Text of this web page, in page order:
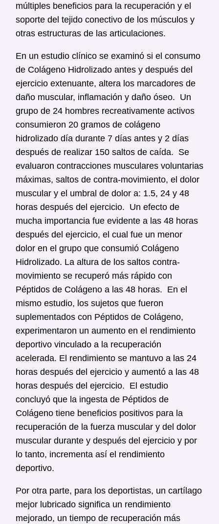
múltiples beneficios para la recuperación y el
soporte del tejido conectivo de los músculos y
otras estructuras de las articulaciones.
En un estudio clínico se examinó si el consumo
de Colágeno Hidrolizado antes y después del
ejercicio extenuante, altera los marcadores de
daño muscular, inflamación y daño óseo. Un
grupo de 24 hombres recreativamente activos
consumieron 20 gramos de colágeno
hidrolizado día durante 7 días antes y 2 días
después de realizar 150 saltos de caída. Se
evaluaron contracciones musculares voluntarias
máximas, saltos de contra-movimiento, el dolor
muscular y el umbral de dolor a: 1.5, 24 y 48
horas después del ejercicio. Un efecto de
mucha importancia fue evidente a las 48 horas
después del ejercicio, el cual fue un menor
dolor en el grupo que consumió Colágeno
Hidrolizado. La altura de los saltos contra-
movimiento se recuperó más rápido con
Péptidos de Colágeno a las 48 horas. En el
mismo estudio, los sujetos que fueron
suplementados con Péptidos de Colágeno,
experimentaron un aumento en el rendimiento
deportivo vinculado a la recuperación
acelerada. El rendimiento se mantuvo a las 24
horas después del ejercicio y aumentó a las 48
horas después del ejercicio. El estudio
concluyó que la ingesta de Péptidos de
Colágeno tiene beneficios positivos para la
recuperación de la fuerza muscular y del dolor
muscular durante y después del ejercicio y por
lo tanto, incrementa así el rendimiento
deportivo.
Por otra parte, para los deportistas, un cartílago
mejor lubricado significa un rendimiento
mejorado, un tiempo de recuperación más